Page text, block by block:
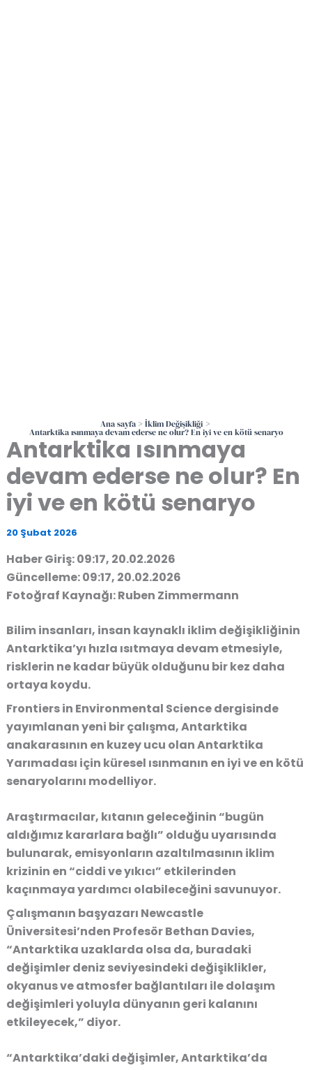
Ana sayfa İklim Değişikliği
Antarktika ısınmaya devam ederse ne olur? En iyi ve en kötü senaryo
Antarktika ısınmaya
devam ederse ne olur? En
iyi ve en kötü senaryo
20 Şubat 2026
Haber Giriş: 09:17, 20.02.2026
Güncelleme: 09:17, 20.02.2026
Fotoğraf Kaynağı: Ruben Zimmermann
Bilim insanları, insan kaynaklı iklim değişikliğinin
Antarktika’yı hızla ısıtmaya devam etmesiyle,
risklerin ne kadar büyük olduğunu bir kez daha
ortaya koydu.
Frontiers in Environmental Science dergisinde
yayımlanan yeni bir çalışma, Antarktika
anakarasının en kuzey ucu olan Antarktika
Yarımadası için küresel ısınmanın en iyi ve en kötü
senaryolarını modelliyor.
Araştırmacılar, kıtanın geleceğinin “bugün
aldığımız kararlara bağlı” olduğu uyarısında
bulunarak, emisyonların azaltılmasının iklim
krizinin en “ciddi ve yıkıcı” etkilerinden
kaçınmaya yardımcı olabileceğini savunuyor.
Çalışmanın başyazarı Newcastle
Üniversitesi’nden Profesör Bethan Davies,
“Antarktika uzaklarda olsa da, buradaki
değişimler deniz seviyesindeki değişiklikler,
okyanus ve atmosfer bağlantıları ile dolaşım
değişimleri yoluyla dünyanın geri kalanını
etkileyecek,” diyor.
“Antarktika’daki değişimler, Antarktika’da